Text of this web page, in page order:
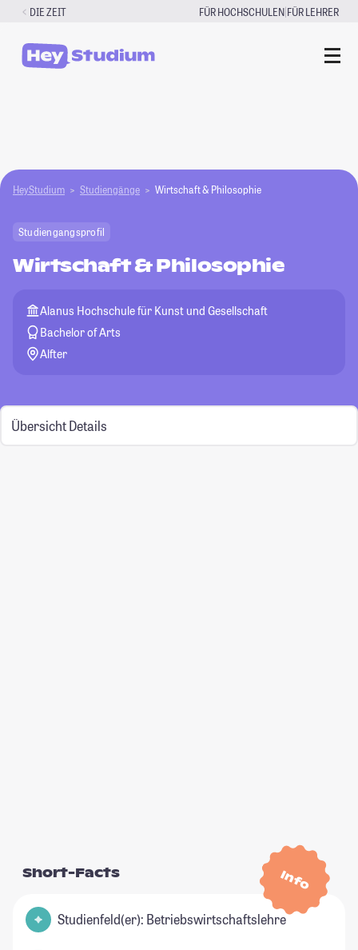
Zum
springen
DIE ZEIT FÜR HOCHSCHULEN|FÜR LEHRER
HeyStudium Studiengänge Wirtschaft & Philosophie
Studiengangsprofil
Wirtschaft & Philosophie
Alanus Hochschule für Kunst und Gesellschaft
Bachelor of Arts
Alfter
Übersicht Details
Info
Short-Facts
Studienfeld(er): Betriebswirtschaftslehre